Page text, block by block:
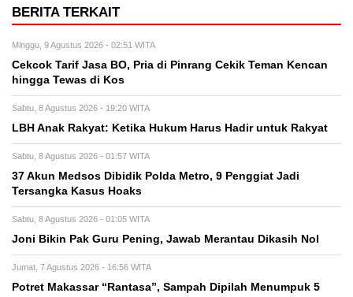
BERITA TERKAIT
Minggu, 9 Agustus 2026 - 02:51 WITA
Cekcok Tarif Jasa BO, Pria di Pinrang Cekik Teman Kencan
hingga Tewas di Kos
Sabtu, 8 Agustus 2026 - 19:20 WITA
LBH Anak Rakyat: Ketika Hukum Harus Hadir untuk Rakyat
Sabtu, 8 Agustus 2026 - 01:57 WITA
37 Akun Medsos Dibidik Polda Metro, 9 Penggiat Jadi
Tersangka Kasus Hoaks
Sabtu, 8 Agustus 2026 - 01:05 WITA
Joni Bikin Pak Guru Pening, Jawab Merantau Dikasih Nol
Jumat, 7 Agustus 2026 - 16:56 WITA
Potret Makassar “Rantasa”, Sampah Dipilah Menumpuk 5